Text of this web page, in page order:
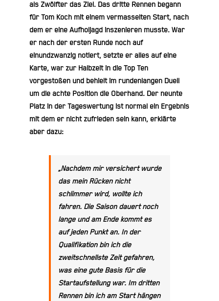
als Zwölfter das Ziel. Das dritte Rennen begann
für Tom Koch mit einem vermasselten Start, nach
dem er eine Aufholjagd inszenieren musste. War
er nach der ersten Runde noch auf
einundzwanzig notiert, setzte er alles auf eine
Karte, war zur Halbzeit in die Top Ten
vorgestoßen und behielt im rundenlangen Duell
um die achte Position die Oberhand. Der neunte
Platz in der Tageswertung ist normal ein Ergebnis
mit dem er nicht zufrieden sein kann, erklärte
aber dazu:
„Nachdem mir versichert wurde
das mein Rücken nicht
schlimmer wird, wollte ich
fahren. Die Saison dauert noch
lange und am Ende kommt es
auf jeden Punkt an. In der
Qualifikation bin ich die
zweitschnellste Zeit gefahren,
was eine gute Basis für die
Startaufstellung war. Im dritten
Rennen bin ich am Start hängen